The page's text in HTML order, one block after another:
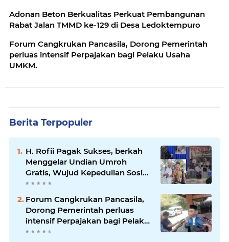
Adonan Beton Berkualitas Perkuat Pembangunan
Rabat Jalan TMMD ke-129 di Desa Ledoktempuro
Forum Cangkrukan Pancasila, Dorong Pemerintah
perluas intensif Perpajakan bagi Pelaku Usaha
UMKM.
Berita Terpopuler
H. Rofii Pagak Sukses, berkah
Menggelar Undian Umroh
Gratis, Wujud Kepedulian Sosial
berbagi.
Forum Cangkrukan Pancasila,
Dorong Pemerintah perluas
intensif Perpajakan bagi Pelaku
Usaha UMKM.